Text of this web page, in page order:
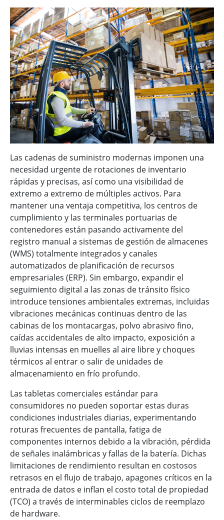
Las cadenas de suministro modernas imponen una
necesidad urgente de rotaciones de inventario
rápidas y precisas, así como una visibilidad de
extremo a extremo de múltiples activos. Para
mantener una ventaja competitiva, los centros de
cumplimiento y las terminales portuarias de
contenedores están pasando activamente del
registro manual a sistemas de gestión de almacenes
(WMS) totalmente integrados y canales
automatizados de planificación de recursos
empresariales (ERP). Sin embargo, expandir el
seguimiento digital a las zonas de tránsito físico
introduce tensiones ambientales extremas, incluidas
vibraciones mecánicas continuas dentro de las
cabinas de los montacargas, polvo abrasivo fino,
caídas accidentales de alto impacto, exposición a
lluvias intensas en muelles al aire libre y choques
térmicos al entrar o salir de unidades de
almacenamiento en frío profundo.
Las tabletas comerciales estándar para
consumidores no pueden soportar estas duras
condiciones industriales diarias, experimentando
roturas frecuentes de pantalla, fatiga de
componentes internos debido a la vibración, pérdida
de señales inalámbricas y fallas de la batería. Dichas
limitaciones de rendimiento resultan en costosos
retrasos en el flujo de trabajo, apagones críticos en la
entrada de datos e inflan el costo total de propiedad
(TCO) a través de interminables ciclos de reemplazo
de hardware.